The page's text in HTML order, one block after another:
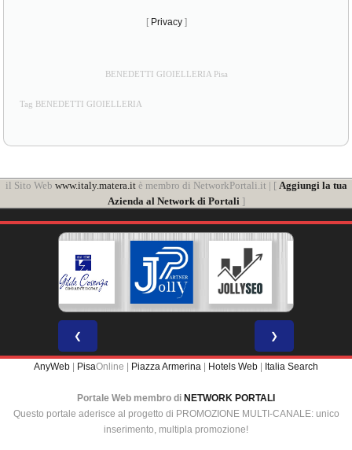
il Sito Webwww.italy.matera.itè membro di NetworkPortali.it | [Aggiungi la tua
Azienda al Network di Portali]
❮ ❯
PisaOnline | Piazza Armerina |Hotels Web| Italia Search
Portale Web membro diNETWORK PORTALI